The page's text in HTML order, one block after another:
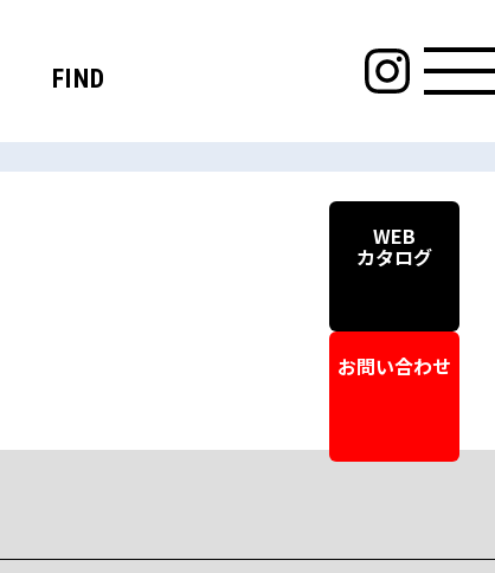
FIND
WEB
カタログ
お問い合わせ